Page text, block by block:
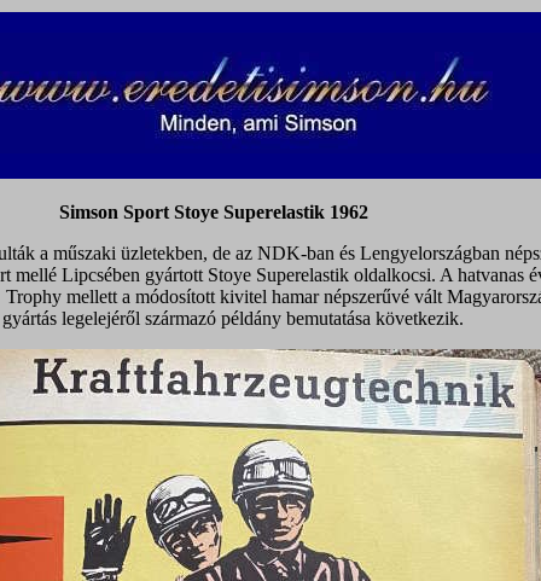
Simson Sport Stoye Superelastik 1962
a műszaki üzletekben, de az NDK-ban és Lengyelországban
mellé Lipcsében gyártott Stoye Superelastik oldalkocsi. A hatvanas
mellett a módosított kivitel hamar népszerűvé vált
legelejéről származó példány bemutatása következik.